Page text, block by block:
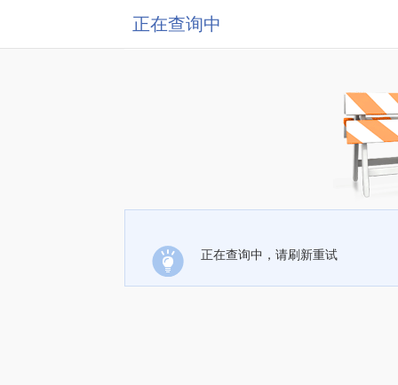
正在查询中
正在查询中，请刷新重试